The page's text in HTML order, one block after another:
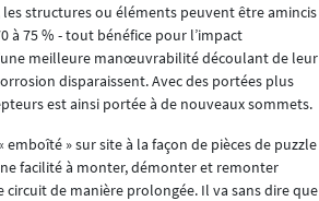
structures ou éléments peuvent être amincis
75 % - tout bénéfice pour l’impact
meilleure manœuvrabilité découlant de leur
disparaissent. Avec des portées plus
est ainsi portée à de nouveaux sommets.
» sur site à la façon de pièces de puzzle
facilité à monter, démonter et remonter
de manière prolongée. Il va sans dire que